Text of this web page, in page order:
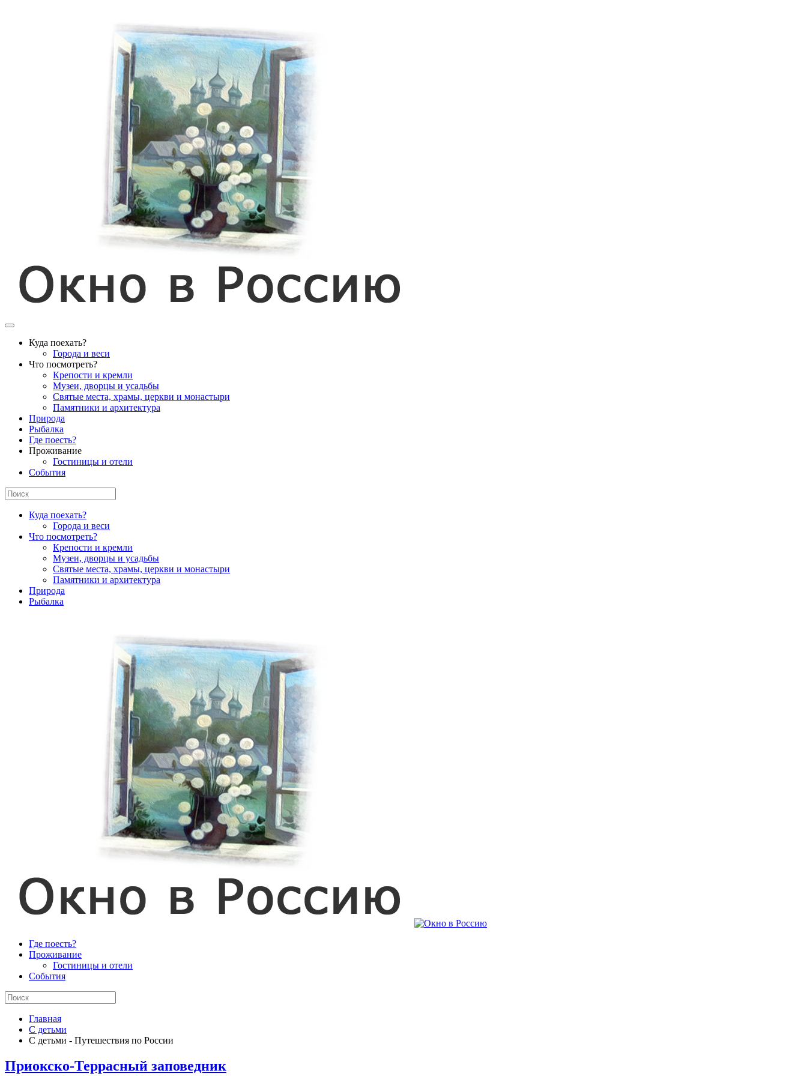
Куда поехать?
Города и веси
Что посмотреть?
Крепости и кремли
Музеи, дворцы и усадьбы
Святые места, храмы, церкви и монастыри
Памятники и архитектура
Природа
Рыбалка
Где поесть?
Проживание
Гостиницы и отели
События
Куда поехать?
Города и веси
Что посмотреть?
Крепости и кремли
Музеи, дворцы и усадьбы
Святые места, храмы, церкви и монастыри
Памятники и архитектура
Природа
Рыбалка
Где поесть?
Проживание
Гостиницы и отели
События
Главная
С детьми
С детьми - Путешествия по России
Приокско-Террасный заповедник